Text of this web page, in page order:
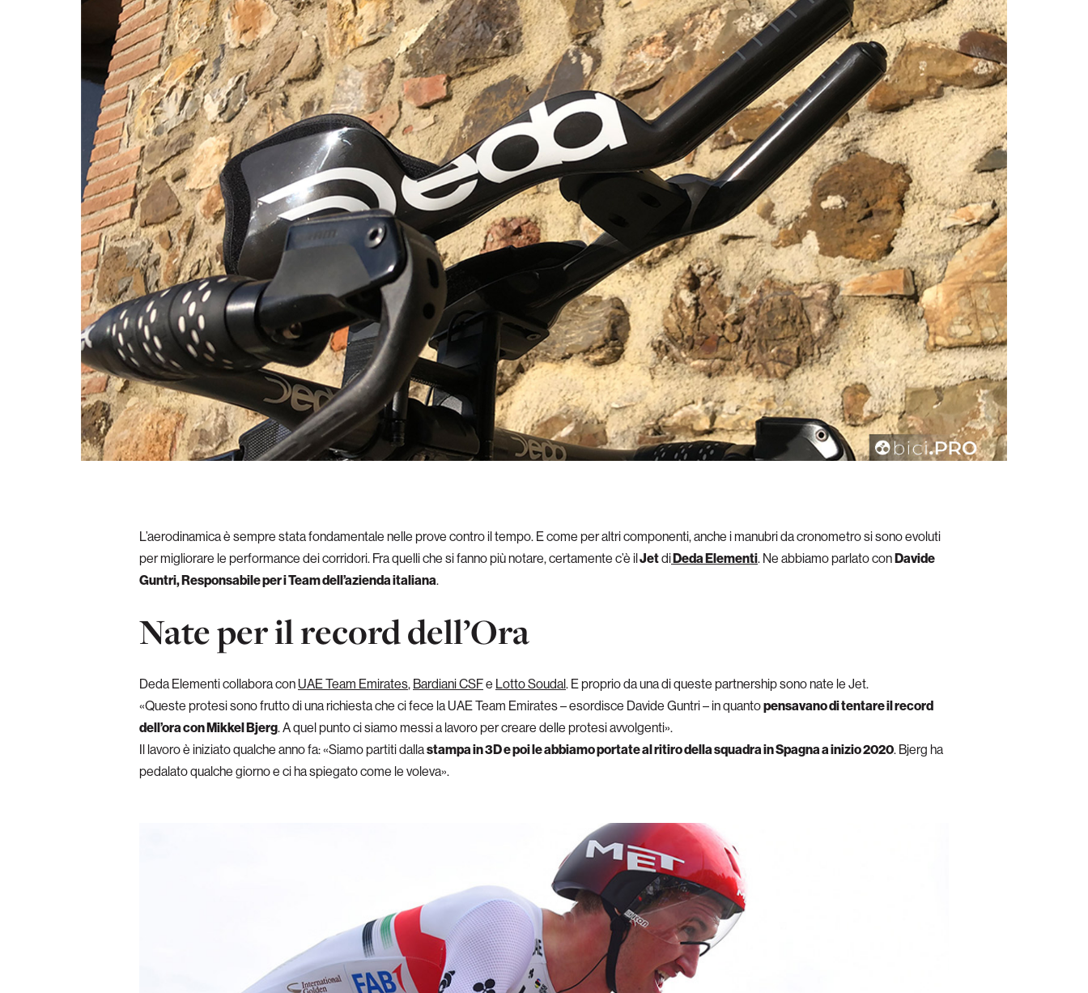
L’aerodinamica è sempre stata fondamentale nelle prove contro il tempo. E come per altri componenti, anche i manubri da cronometro si sono evoluti
per migliorare le performance dei corridori. Fra quelli che si fanno più notare, certamente c’è ilJetdiDeda Elementi. Ne abbiamo parlato conDavide
Guntri, Responsabile per i Team dell’azienda italiana.
Nate per il record dell’Ora
Deda Elementi collabora conUAE Team Emirates, Bardiani CSFe Lotto Soudal. E proprio da una di queste partnership sono nate le Jet.
«Queste protesi sono frutto di una richiesta che ci fece la UAE Team Emirates – esordisce Davide Guntri – in quantopensavano di tentare il record
dell’ora con Mikkel Bjerg. A quel punto ci siamo messi a lavoro per creare delle protesi avvolgenti».
Il lavoro è iniziato qualche anno fa: «Siamo partiti dallastampa in 3D e poi le abbiamo portate al ritiro della squadra in Spagna a inizio 2020. Bjerg ha
pedalato qualche giorno e ci ha spiegato come le voleva».